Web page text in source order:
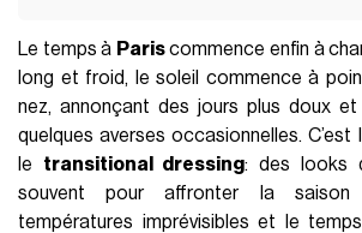
Le temps à Pariscommence enfin à
long et froid, le soleil commence à
nez, annonçant des jours plus doux et
quelques averses occasionnelles. C’est
le transitional dressing: des looks
souvent pour affronter la saison
températures imprévisibles et le